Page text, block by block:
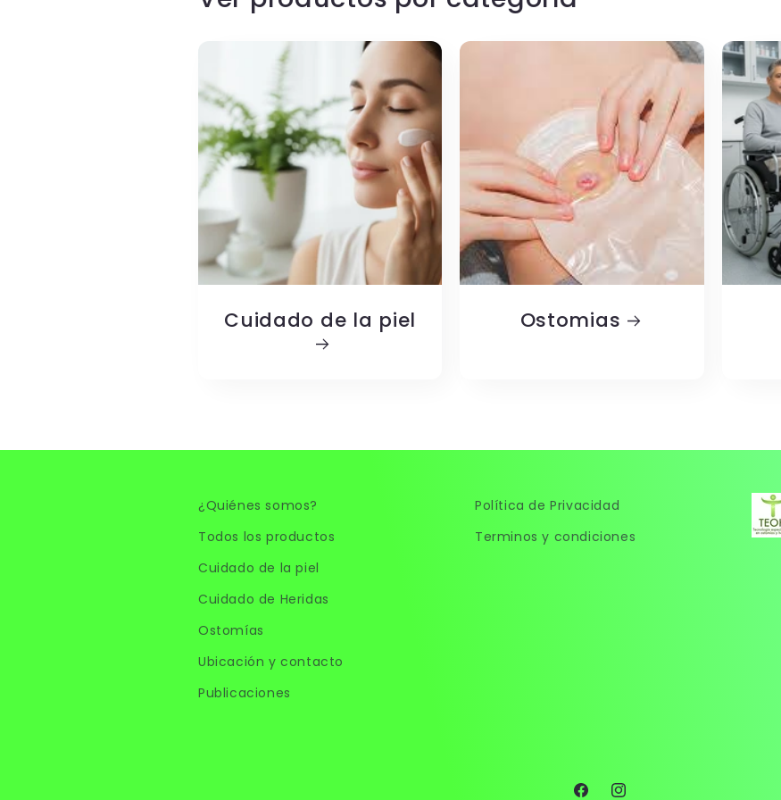
Cuidado de la piel Ostomias
¿Quiénes somos?
Todos los productos
Cuidado de la piel
Cuidado de Heridas
Ostomías
Ubicación y contacto
Publicaciones
Política de Privacidad
Terminos y condiciones